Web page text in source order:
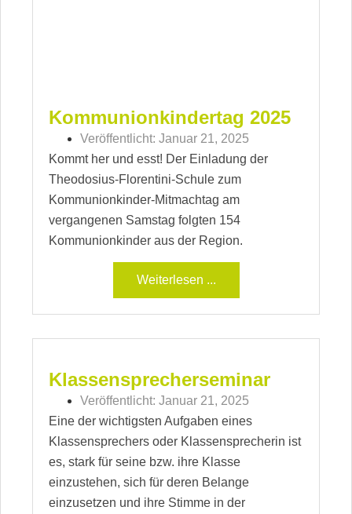
Kommunionkindertag 2025
Veröffentlicht: Januar 21, 2025
Kommt her und esst! Der Einladung der
Theodosius-Florentini-Schule zum
Kommunionkinder-Mitmachtag am
vergangenen Samstag folgten 154
Kommunionkinder aus der Region.
Weiterlesen ...
Klassensprecherseminar
Veröffentlicht: Januar 21, 2025
Eine der wichtigsten Aufgaben eines
Klassensprechers oder Klassensprecherin ist
es, stark für seine bzw. ihre Klasse
einzustehen, sich für deren Belange
einzusetzen und ihre Stimme in der